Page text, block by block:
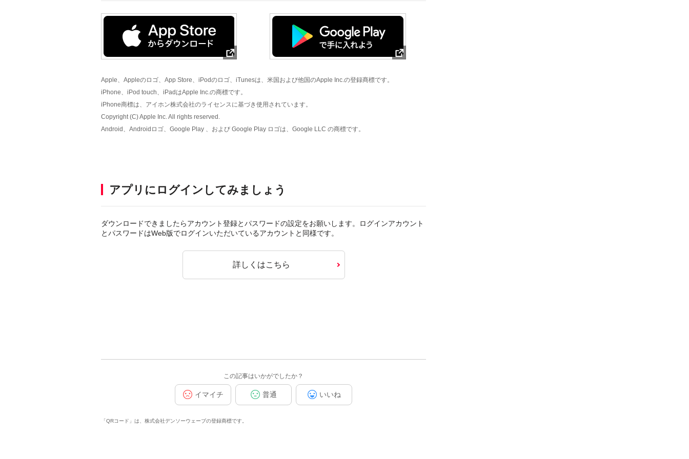
Apple、Appleのロゴ、App Store、iPodのロゴ、iTunesは、米国および他国のApple Inc.の登録商標です。
iPhone、iPod touch、iPadはApple Inc.の商標です。
iPhone商標は、アイホン株式会社のライセンスに基づき使用されています。
Copyright (C) Apple Inc. All rights reserved.
Android、Androidロゴ、Google Play 、および Google Play ロゴは、Google LLC の商標です。
アプリにログインしてみましょう
ダウンロードできましたらアカウント登録とパスワードの設定をお願いします。ログインアカウント
とパスワードはWeb版でログインいただいているアカウントと同様です。
詳しくはこちら
この記事はいかがでしたか？
イマイチ 普通 いいね
「QRコード」は、株式会社デンソーウェーブの登録商標です。